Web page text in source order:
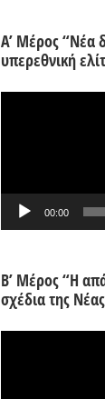
Α’ Μέρος “Νέα
υπερεθνική
00:00
Β’ Μέρος “Η
σχέδια της